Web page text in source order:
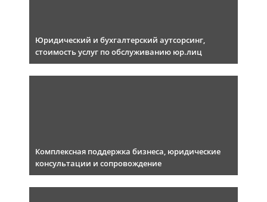
Юридический и бухгалтерский аутсорсинг,
стоимость услуг по обслуживанию юр.лиц
Комплексная поддержка бизнеса, юридические
консультации и сопровождение